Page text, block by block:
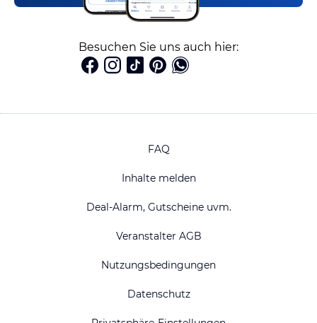
Besuchen Sie uns auch hier:
FAQ
Inhalte melden
Deal-Alarm, Gutscheine uvm.
Veranstalter AGB
Nutzungsbedingungen
Datenschutz